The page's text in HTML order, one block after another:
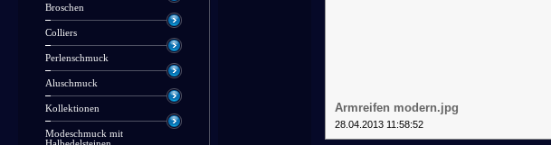
Broschen
Colliers
Perlenschmuck
Aluschmuck
Kollektionen
Modeschmuck mit
Armreifen modern.jpg
28.04.2013 11:58:52